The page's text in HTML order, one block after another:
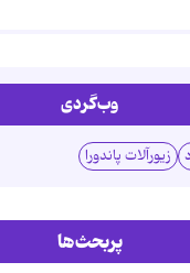
وب‌گردی
زیورآلات پاندورا
پربحث‌ها